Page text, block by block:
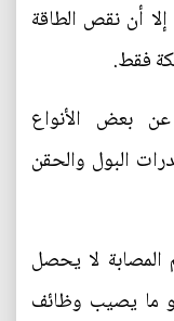
أن نقص الطاقة
فقط.
بعض الأنواع
البول والحقن
لا يحصل
ما يصيب وظائف